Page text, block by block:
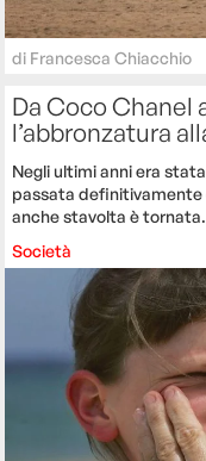
di Francesca Chiacchio
Da Coco Chanel
l’abbronzatura
Negli ultimi anni era
passata definitivamente
anche stavolta è tornata.
Società